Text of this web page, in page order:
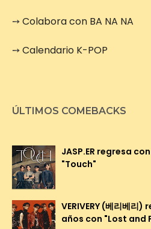
➙Colabora con BA NA NA
➙Calendario K-POP
ÚLTIMOS COMEBACKS
JASP.ER regresa
"Touch"
VERIVERY (베리베
años con "Lost and